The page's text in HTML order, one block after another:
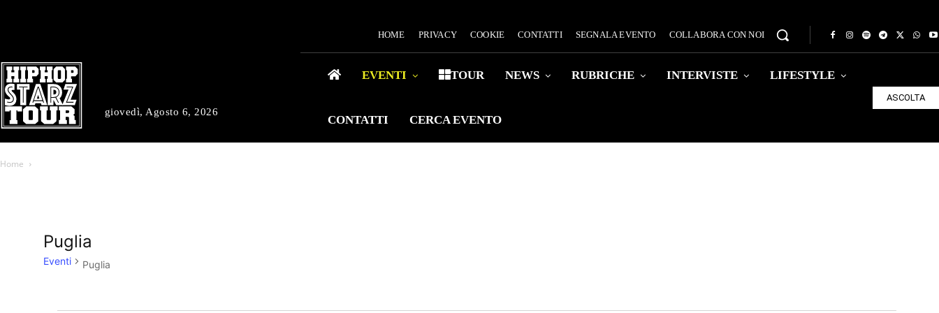
giovedì, Agosto 6, 2026
HOME PRIVACY COOKIE CONTATTI SEGNALA EVENTO COLLABORA CON NOI
EVENTI TOUR NEWS RUBRICHE INTERVISTE LIFESTYLE
CONTATTI CERCA EVENTO
ASCOLTA
Home
Puglia
Eventi Puglia